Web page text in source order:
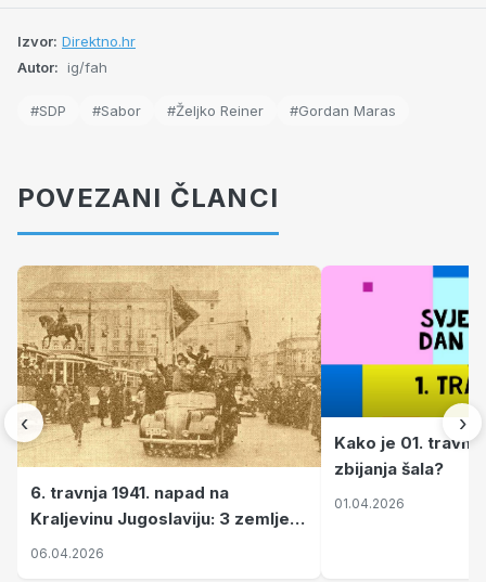
Izvor: Direktno.hr
Autor: ig/fah
#SDP #Sabor #Željko Reiner #Gordan Maras
POVEZANI ČLANCI
‹
6. travnja 1941. napad na
Kraljevinu Jugoslaviju: 3 zemlje
nastale njenim raspadom
06.04.2026
Kako je 01.
zbijanja šala?
01.04.2026
›